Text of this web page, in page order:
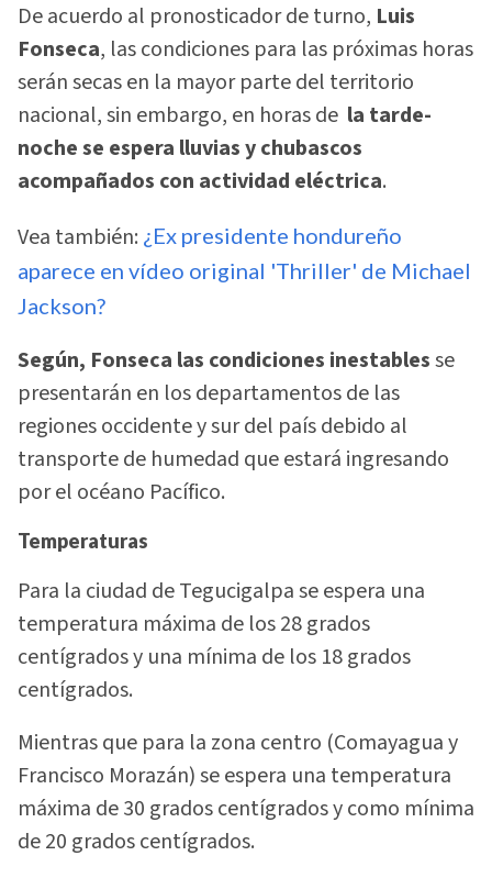
De acuerdo al pronosticador de turno, Luis
Fonseca, las condiciones para las próximas horas
serán secas en la mayor parte del territorio
nacional, sin embargo, en horas de la tarde-
noche se espera lluvias y chubascos
acompañados con actividad eléctrica.
Vea también: ¿Ex presidente hondureño
aparece en vídeo original 'Thriller' de Michael
Jackson?
Según, Fonseca las condiciones inestablesse
presentarán en los departamentos de las
regiones occidente y sur del país debido al
transporte de humedad que estará ingresando
por el océano Pacífico.
Temperaturas
Para la ciudad de Tegucigalpa se espera una
temperatura máxima de los 28 grados
centígrados y una mínima de los 18 grados
centígrados.
Mientras que para la zona centro (Comayagua y
Francisco Morazán) se espera una temperatura
máxima de 30 grados centígrados y como mínima
de 20 grados centígrados.